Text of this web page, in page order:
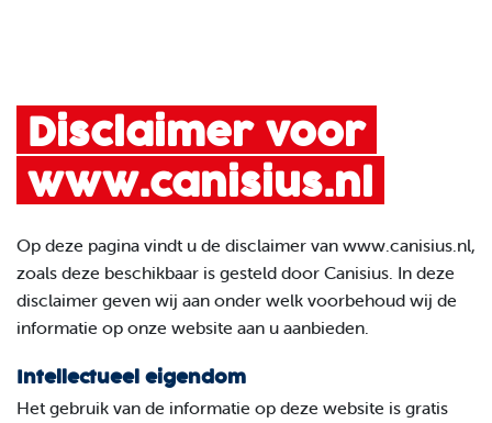
Disclaimer voor
www.canisius.nl
Op deze pagina vindt u de disclaimer van www.canisius.nl,
zoals deze beschikbaar is gesteld door Canisius. In deze
disclaimer geven wij aan onder welk voorbehoud wij de
informatie op onze website aan u aanbieden.
Intellectueel eigendom
Het gebruik van de informatie op deze website is gratis